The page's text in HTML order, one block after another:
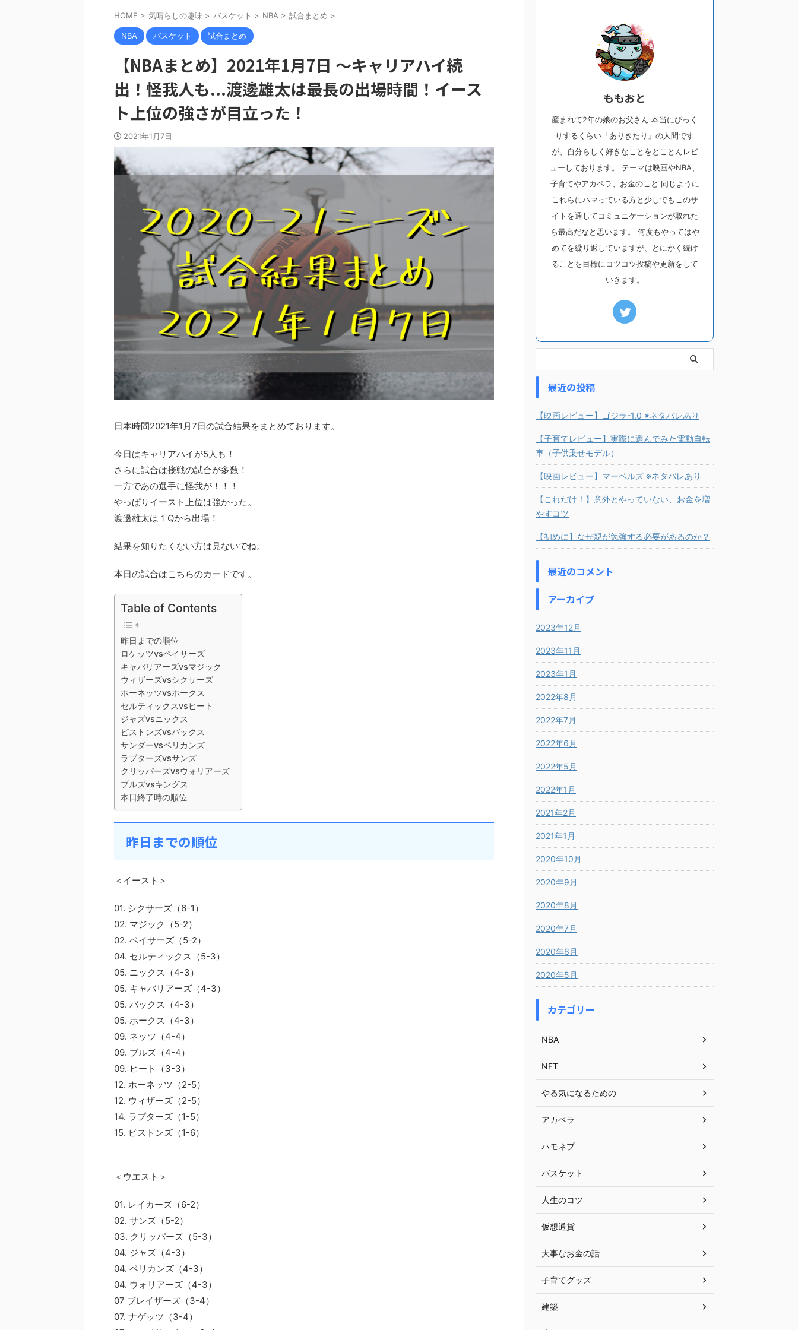
HOME > 気晴らしの趣味 > バスケット > NBA > 試合まとめ >
NBA バスケット 試合まとめ
【NBAまとめ】2021年1月7日 〜キャリアハイ続
出！怪我人も...渡邊雄太は最長の出場時間！イース
ト上位の強さが目立った！
2021年1月7日
日本時間2021年1月7日の試合結果をまとめております。
今日はキャリアハイが5人も！
さらに試合は接戦の試合が多数！
一方であの選手に怪我が！！！
やっぱりイースト上位は強かった。
渡邊雄太は１Qから出場！
結果を知りたくない方は見ないでね。
本日の試合はこちらのカードです。
Table of Contents
昨日までの順位
ロケッツvsペイサーズ
キャバリアーズvsマジック
ウィザーズvsシクサーズ
ホーネッツvsホークス
セルティックスvsヒート
ジャズvsニックス
ピストンズvsバックス
サンダーvsペリカンズ
ラプターズvsサンズ
クリッパーズvsウォリアーズ
ブルズvsキングス
本日終了時の順位
昨日までの順位
＜イースト＞
01. シクサーズ（6-1）
02. マジック（5-2）
02. ペイサーズ（5-2）
04. セルティックス（5-3）
05. ニックス（4-3）
05. キャバリアーズ（4-3）
05. バックス（4-3）
05. ホークス（4-3）
09. ネッツ（4-4）
09. ブルズ（4-4）
09. ヒート（3-3）
12. ホーネッツ（2-5）
12. ウィザーズ（2-5）
14. ラプターズ（1-5）
15. ピストンズ（1-6）
＜ウエスト＞
01. レイカーズ（6-2）
02. サンズ（5-2）
03. クリッパーズ（5-3）
04. ジャズ（4-3）
04. ペリカンズ（4-3）
04. ウォリアーズ（4-3）
07 ブレイザーズ（3-4）
07. ナゲッツ（3-4）
ももおと
産まれて2年の娘のお父さん 本当にびっく
りするくらい「ありきたり」の人間です
が、自分らしく好きなことをとことんレビ
ューしております。 テーマは映画やNBA、
子育てやアカペラ、お金のこと 同じように
これらにハマっている方と少しでもこのサ
イトを通してコミュニケーションが取れた
ら最高だなと思います。 何度もやってはや
めてを繰り返していますが、とにかく続け
ることを目標にコツコツ投稿や更新をして
いきます。
最近の投稿
【映画レビュー】ゴジラ-1.0 ※ネタバレあり
【子育てレビュー】実際に選んでみた電動自転
車（子供乗せモデル）
【映画レビュー】マーベルズ ※ネタバレあり
【これだけ！】意外とやっていない、お金を増
やすコツ
【初めに】なぜ親が勉強する必要があるのか？
最近のコメント
アーカイブ
2023年12月
2023年11月
2023年1月
2022年8月
2022年7月
2022年6月
2022年5月
2022年1月
2021年2月
2021年1月
2020年10月
2020年9月
2020年8月
2020年7月
2020年6月
2020年5月
カテゴリー
NBA
NFT
やる気になるための
アカペラ
ハモネプ
バスケット
人生のコツ
仮想通貨
大事なお金の話
子育てグッズ
建築